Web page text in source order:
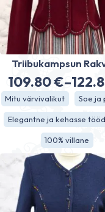
Triibukampsun
109.80€–
kuni
Mitu värvivalikut Soe ja
Elegantne ja kehasse
100% villane